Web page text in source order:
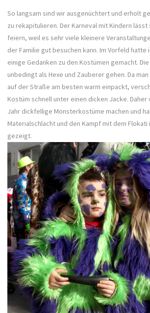
So langsam sind wir ausgenüchtert und erholt
zu rekapitulieren. Der Karneval mit Kindern lässt
feiern, weil es sehr viele kleinere
der Familie gut besuchen kann. Im Vorfeld hatte
einige Gedanken zu den Kostümen gemacht.
unbedingt als Hexe und Zauberer gehen. Da
auf der Straße am besten warm einpackt,
Kostüm schnell unter einen dicken Jacke.
Jahr dickfellige Monsterkostüme machen und
Materialschlacht und den Kampf mit dem Flokati
gezeigt.